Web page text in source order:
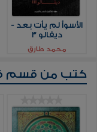
الأسوأ لم يأت بعد -
ديفالو 3
محمد طارق
كتب من قسم